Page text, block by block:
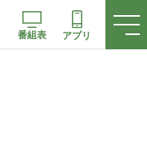
番組表 アプリ